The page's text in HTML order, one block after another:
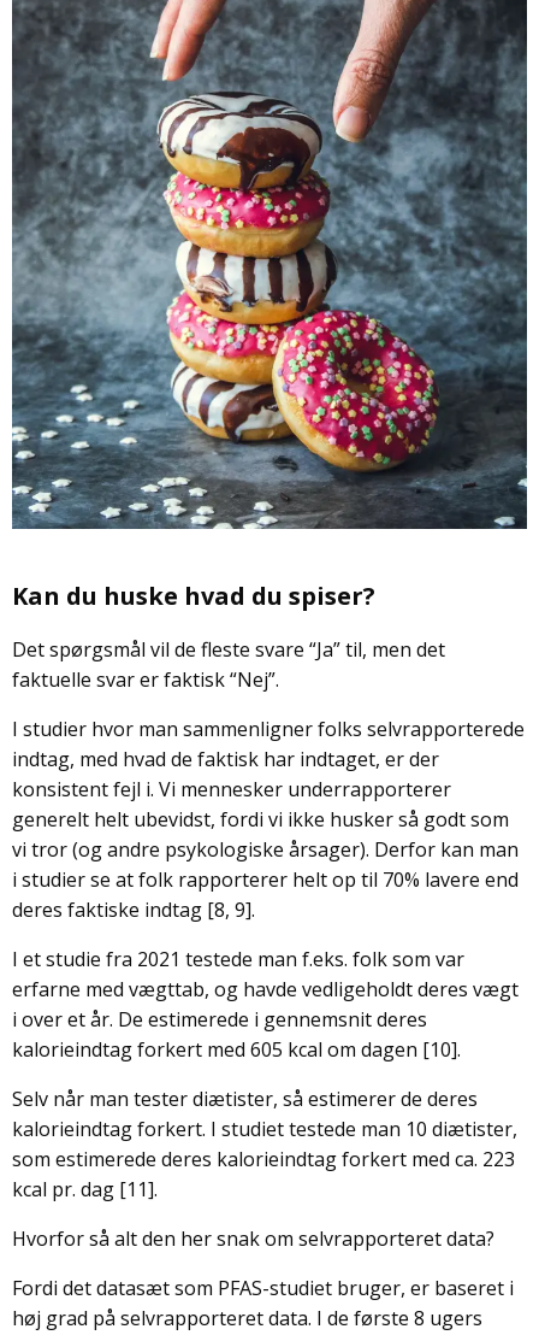
Kan du huske hvad du spiser?
Det spørgsmål vil de fleste svare “Ja” til, men det
faktuelle svar er faktisk “Nej”.
I studier hvor man sammenligner folks selvrapporterede
indtag, med hvad de faktisk har indtaget, er der
konsistent fejl i. Vi mennesker underrapporterer
generelt helt ubevidst, fordi vi ikke husker så godt som
vi tror (og andre psykologiske årsager). Derfor kan man
i studier se at folk rapporterer helt op til 70% lavere end
deres faktiske indtag [8, 9].
I et studie fra 2021 testede man f.eks. folk som var
erfarne med vægttab, og havde vedligeholdt deres vægt
i over et år. De estimerede i gennemsnit deres
kalorieindtag forkert med 605 kcal om dagen [10].
Selv når man tester diætister, så estimerer de deres
kalorieindtag forkert. I studiet testede man 10 diætister,
som estimerede deres kalorieindtag forkert med ca. 223
kcal pr. dag [11].
Hvorfor så alt den her snak om selvrapporteret data?
Fordi det datasæt som PFAS-studiet bruger, er baseret i
høj grad på selvrapporteret data. I de første 8 ugers